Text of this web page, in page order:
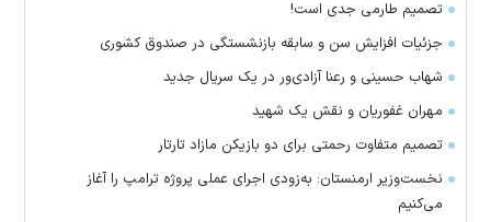
تصمیم طارمی جدی است!
جزئیات افزایش سن و سابقه بازنشستگی در صندوق کشوری
شهاب حسینی و رعنا آزادی‌ور در یک سریال جدید
مهران غفوریان و نقش یک شهید
تصمیم متفاوت رحمتی برای دو بازیکن مازاد تارتار
نخست‌وزیر ارمنستان: به‌زودی اجرای عملی پروژه ترامپ را آغاز
می‌کنیم